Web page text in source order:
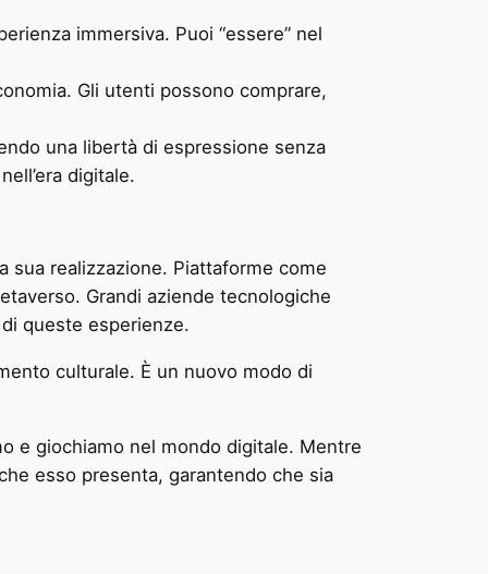
immersiva. Puoi “essere” nel
Gli utenti possono comprare,
una libertà di espressione senza
digitale.
sua realizzazione. Piattaforme come
Grandi aziende tecnologiche
queste esperienze.
culturale. È un nuovo modo di
e giochiamo nel mondo digitale. Mentre
esso presenta, garantendo che sia